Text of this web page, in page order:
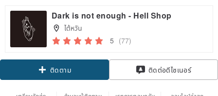
Dark is not enough - Hell Shop
ไต้หวัน
5 (77)
ติดตาม ติดต่อดีไซเนอร์